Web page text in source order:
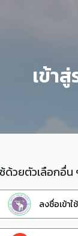
เข้า
ด้วยตัวเลือกอื่น
ลงชื่อเข้า